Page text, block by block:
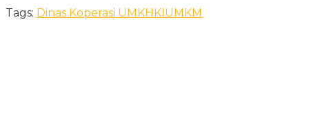
Tags: Dinas Koperasi UMKHKIUMKM